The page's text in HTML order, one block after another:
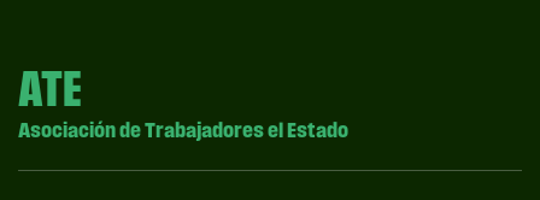
ATE
Asociación de Trabajadores el Estado